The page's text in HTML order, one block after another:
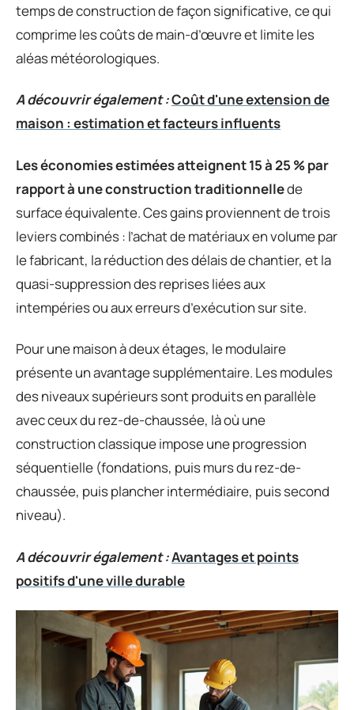
temps de construction de façon significative, ce qui
comprime les coûts de main-d’œuvre et limite les
aléas météorologiques.
A découvrir également :Coût d'une extension de
maison : estimation et facteurs influents
Les économies estimées atteignent 15 à 25 % par
rapport à une construction traditionnellede
surface équivalente. Ces gains proviennent de trois
leviers combinés : l’achat de matériaux en volume par
le fabricant, la réduction des délais de chantier, et la
quasi-suppression des reprises liées aux
intempéries ou aux erreurs d’exécution sur site.
Pour une maison à deux étages, le modulaire
présente un avantage supplémentaire. Les modules
des niveaux supérieurs sont produits en parallèle
avec ceux du rez-de-chaussée, là où une
construction classique impose une progression
séquentielle (fondations, puis murs du rez-de-
chaussée, puis plancher intermédiaire, puis second
niveau).
A découvrir également :Avantages et points
positifs d'une ville durable